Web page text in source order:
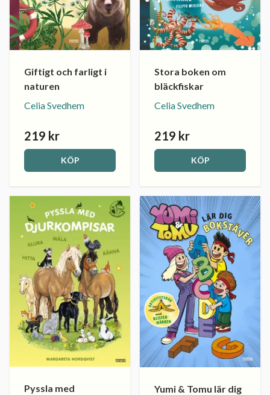
Giftigt och farligt i
naturen
Celia Svedhem
219 kr
KÖP
Stora boken om
bläckfiskar
Celia Svedhem
219 kr
KÖP
Pyssla med
Yumi & Tomu lär dig